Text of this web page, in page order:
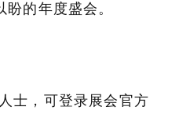
的年度盛会。
士，可登录展会官方